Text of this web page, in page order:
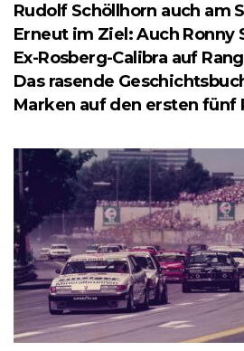
Rudolf Schöllhorn auch am
Erneut im Ziel: Auch Ronny
Ex-Rosberg-Calibra auf
Das rasende
Marken auf den ersten fünf